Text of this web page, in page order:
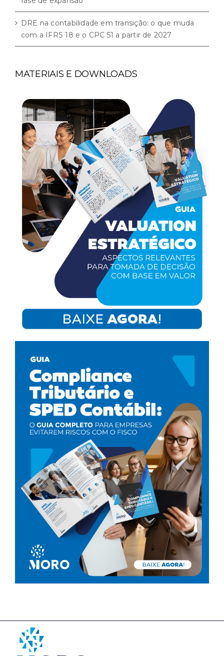
DRE na contabilidade em transição: o que muda
com a IFRS 18 e o CPC 51 a partir de 2027
MATERIAIS E DOWNLOADS